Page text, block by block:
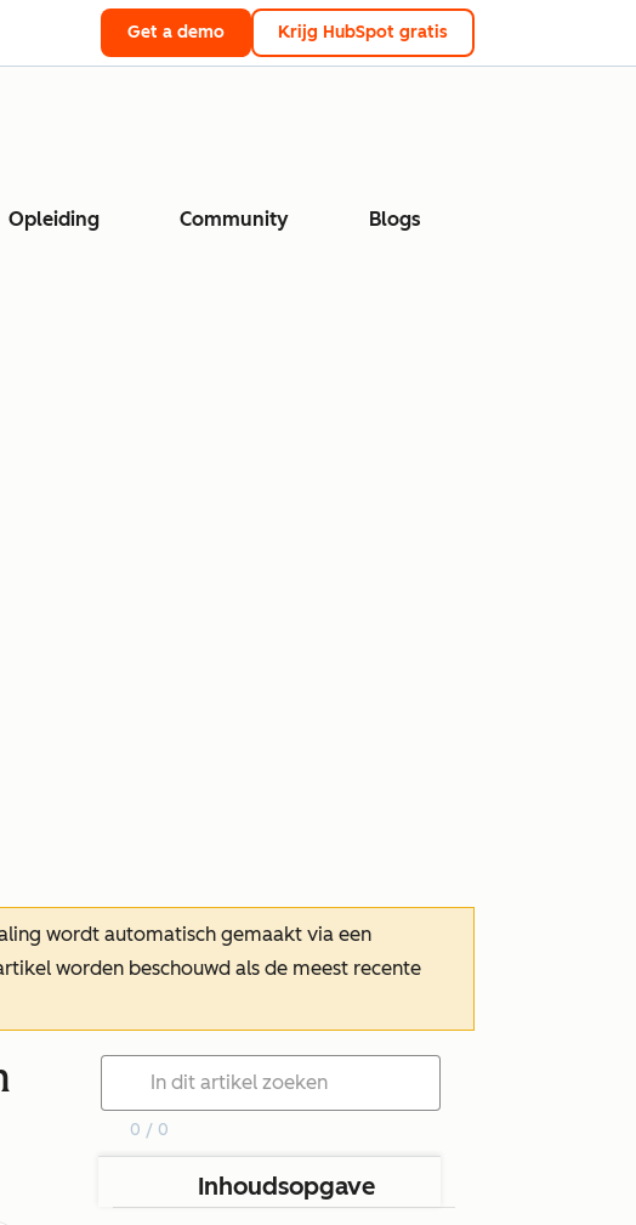
Get a demo Krijg HubSpot gratis
Opleiding Community Blogs
wordt automatisch gemaakt via een
worden beschouwd als de meest recente
0 / 0
Inhoudsopgave